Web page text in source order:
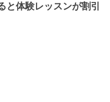
と体験レッスンが割引